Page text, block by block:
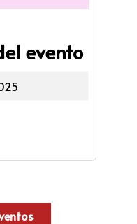
evento